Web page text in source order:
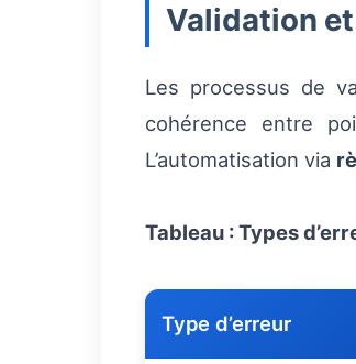
Validation
Les processus de
cohérence entre
L’automatisation via
Tableau : Types
Type d’erreur